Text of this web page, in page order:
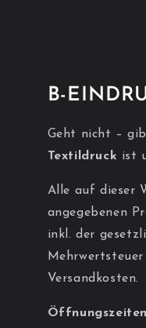
B-
Geht nicht –
Textildruck ist
Alle auf dieser
angegebenen
inkl. der
Versandkosten.